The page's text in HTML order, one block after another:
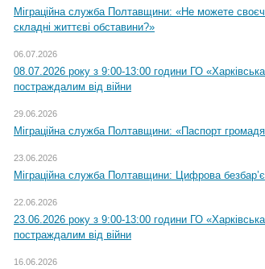
Міграційна служба Полтавщини: «Не можете
складні життєві обставини?»
06.07.2026
08.07.2026 року з 9:00-13:00 години ГО
постраждалим від війни
29.06.2026
Міграційна служба Полтавщини: «Паспорт
23.06.2026
Міграційна служба Полтавщини: Цифрова
22.06.2026
23.06.2026 року з 9:00-13:00 години ГО
постраждалим від війни
16.06.2026